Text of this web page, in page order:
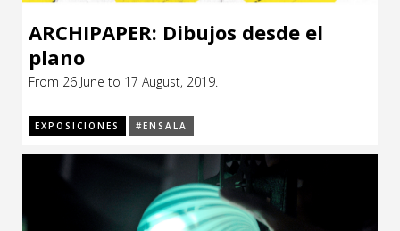
ARCHIPAPER: Dibujos desde el
plano
From 26 June to 17 August, 2019.
EXPOSICIONES #ENSALA